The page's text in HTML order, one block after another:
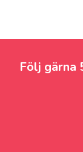
Följ gärna